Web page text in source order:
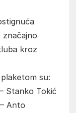
kroz
su:
Stanko Tokić
Anto